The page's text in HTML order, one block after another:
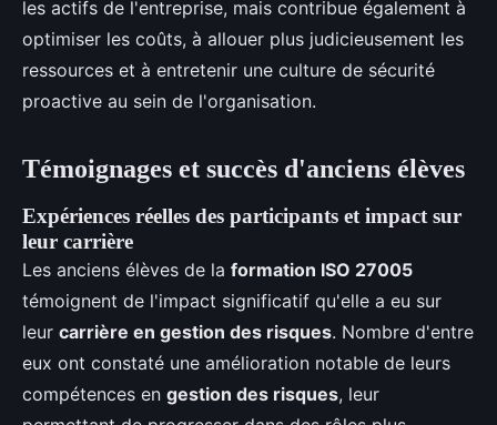
les actifs de l'entreprise, mais contribue également à
optimiser les coûts, à allouer plus judicieusement les
ressources et à entretenir une culture de sécurité
proactive au sein de l'organisation.
Témoignages et succès d'anciens élèves
Expériences réelles des participants et impact sur
leur carrière
Les anciens élèves de la formation ISO 27005
témoignent de l'impact significatif qu'elle a eu sur
leur carrière en gestion des risques. Nombre d'entre
eux ont constaté une amélioration notable de leurs
compétences en gestion des risques, leur